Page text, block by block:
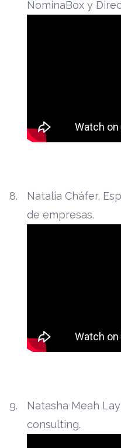
NominaBox y
Natalia Cháfer,
de empresas.
Natasha Meah
consulting.